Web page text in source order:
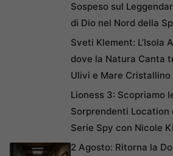
Sospeso sul
di Dio nel Nord della
Sveti Klement: L’Isola
dove la Natura Canta
Ulivi e Mare Cristallino
Lioness 3: Scopriamo
Sorprendenti Location
Serie Spy con Nicole
2 Agosto: Ritorna la